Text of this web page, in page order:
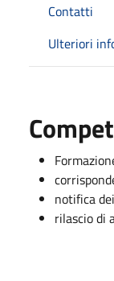
Contatti
Ulteriori
notifica
rilascio di